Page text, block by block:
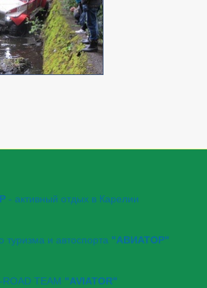
- активный отдых в Карелии
туризма и автоспорта "АВИАТОР"
TEAM "AVIATOR"